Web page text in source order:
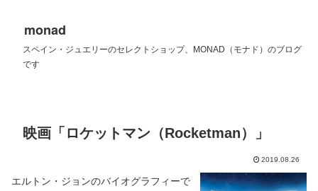
monad
スペイン・ジュエリーのセレクトショップ、MONAD（モナド）のブログ
です
映画「ロケットマン（Rocketman）」
2019.08.26
エルトン・ジョンのバイオグラフィーで